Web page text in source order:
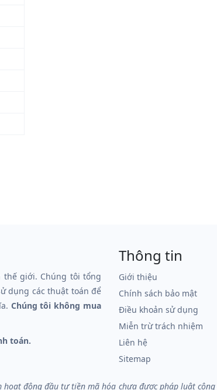
thế giới. Chúng tôi tổng
dụng các thuật toán để
Chúng tôi không mua
toán.
Thông tin
Giới thiệu
Chính sách bảo mật
Điều khoản sử dụng
Miễn trừ trách nhiệm
Liên hệ
Sitemap
động đầu tư tiền mã hóa chưa được pháp luật